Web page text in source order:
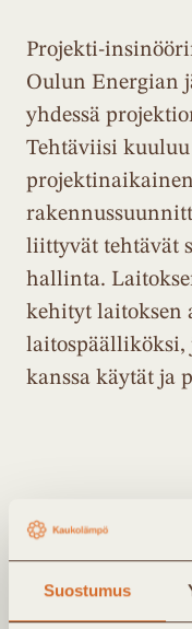
Suostumus
Projekti-
Oulun Energian
yhdessä
Tehtäviisi
liittyvät tehtävät
hallinta.
kehityt laitoksen
laitospäälliköksi,
kanssa käytät ja
Tilaa